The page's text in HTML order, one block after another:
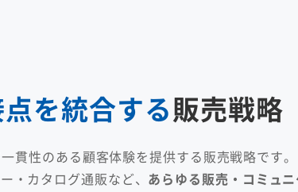
を統合する販売戦略
貫性のある顧客体験を提供する販売戦略です
・カタログ通販など、 あらゆる販売・コミュ